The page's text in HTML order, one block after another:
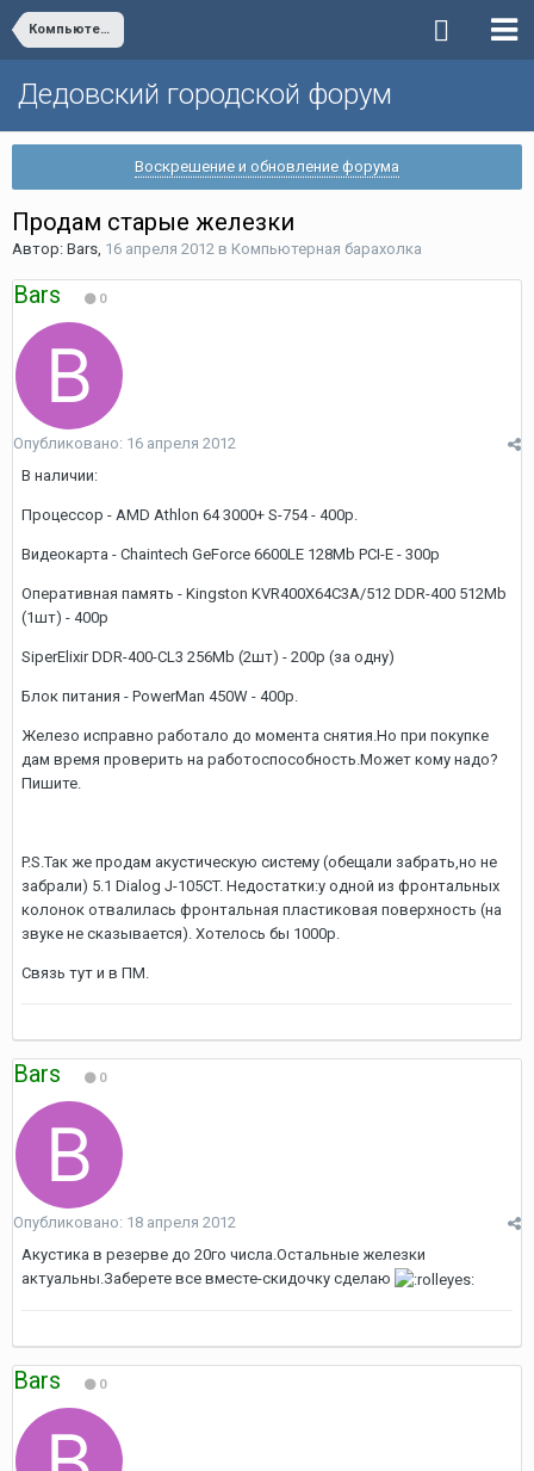
Компьютерная барахолка
Дедовский городской форум
Воскрешение и обновление форума
Продам старые железки
Автор: Bars, 16 апреля 2012 в Компьютерная барахолка
Bars 0
Опубликовано: 16 апреля 2012
В наличии:
Процессор - AMD Athlon 64 3000+ S-754 - 400р.
Видеокарта - Chaintech GeForce 6600LE 128Mb PCI-E - 300р
Оперативная память - Kingston KVR400X64C3A/512 DDR-400 512Mb
(1шт) - 400р
SiperElixir DDR-400-CL3 256Mb (2шт) - 200р (за одну)
Блок питания - PowerMan 450W - 400р.
Железо исправно работало до момента снятия.Но при покупке
дам время проверить на работоспособность.Может кому надо?
Пишите.
P.S.Так же продам акустическую систему (обещали забрать,но не
забрали) 5.1 Dialog J-105CT. Недостатки:у одной из фронтальных
колонок отвалилась фронтальная пластиковая поверхность (на
звуке не сказывается). Хотелось бы 1000р.
Связь тут и в ПМ.
Bars 0
Опубликовано: 18 апреля 2012
Акустика в резерве до 20го числа.Остальные железки
актуальны.Заберете все вместе-скидочку сделаю
Bars 0